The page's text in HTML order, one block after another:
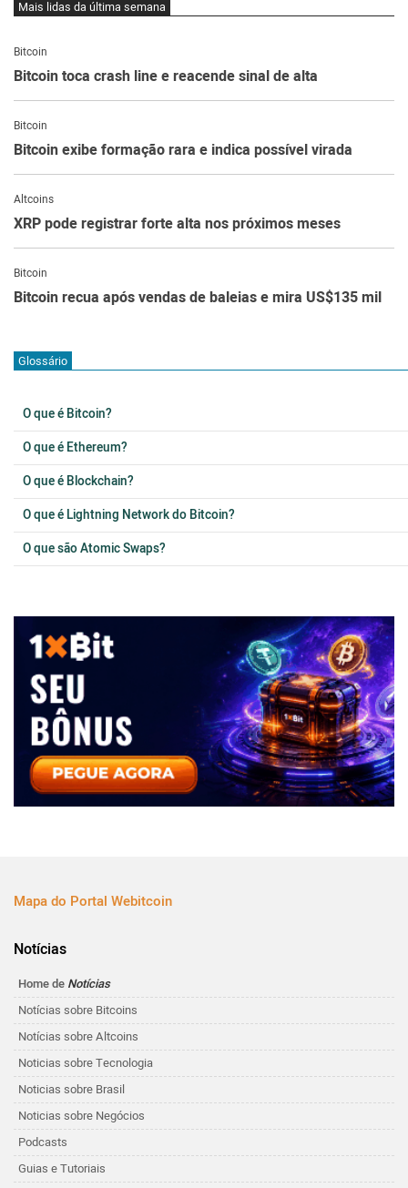
Mais lidas da última semana
Bitcoin
Bitcoin toca crash line e reacende sinal de alta
Bitcoin
Bitcoin exibe formação rara e indica possível virada
Altcoins
XRP pode registrar forte alta nos próximos meses
Bitcoin
Bitcoin recua após vendas de baleias e mira US$135 mil
Glossário
O que é Bitcoin?
O que é Ethereum?
O que é Blockchain?
O que é Lightning Network do Bitcoin?
O que são Atomic Swaps?
Mapa do Portal Webitcoin
Notícias
Home de Notícias
Notícias sobre Bitcoins
Notícias sobre Altcoins
Noticias sobre Tecnologia
Noticias sobre Brasil
Noticias sobre Negócios
Podcasts
Guias e Tutoriais